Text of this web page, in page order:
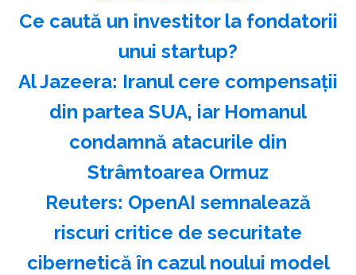
Ce caută un investitor la fondatorii
unui startup?
Al Jazeera: Iranul cere compensaţii
din partea SUA, iar Homanul
condamnă atacurile din
Strâmtoarea Ormuz
Reuters: OpenAI semnalează
riscuri critice de securitate
cibernetică în cazul noului model